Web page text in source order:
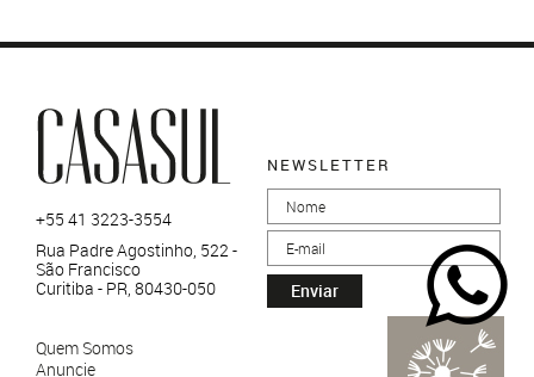
+55 41 3223-3554
Rua Padre Agostinho, 522 -
São Francisco
Curitiba - PR, 80430-050
Quem Somos
Anuncie
NEWSLETTER
Enviar